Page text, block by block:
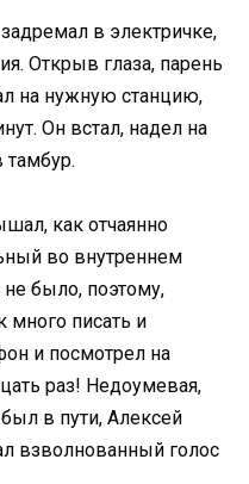
в электричке,
Открыв глаза, парень
на нужную станцию,
Он встал, надел на
тамбур.
как отчаянно
во внутреннем
не было, поэтому,
много писать и
и посмотрел на
раз! Недоумевая,
в пути, Алексей
взволнованный голос